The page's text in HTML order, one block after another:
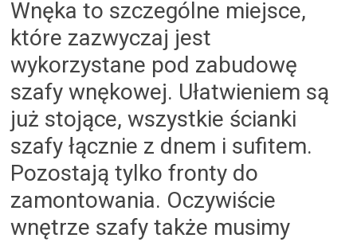
Wnęka to szczególne miejsce,
które zazwyczaj jest
wykorzystane pod zabudowę
szafy wnękowej. Ułatwieniem są
już stojące, wszystkie ścianki
szafy łącznie z dnem i sufitem.
Pozostają tylko fronty do
zamontowania. Oczywiście
wnętrze szafy także musimy